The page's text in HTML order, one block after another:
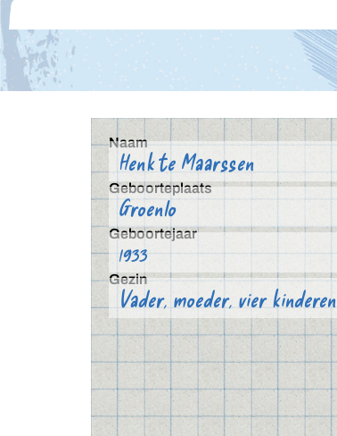
Naam
Henk te Maarssen
Geboorteplaats
Groenlo
Geboortejaar
1933
Gezin
Vader, moeder, vier kinderen